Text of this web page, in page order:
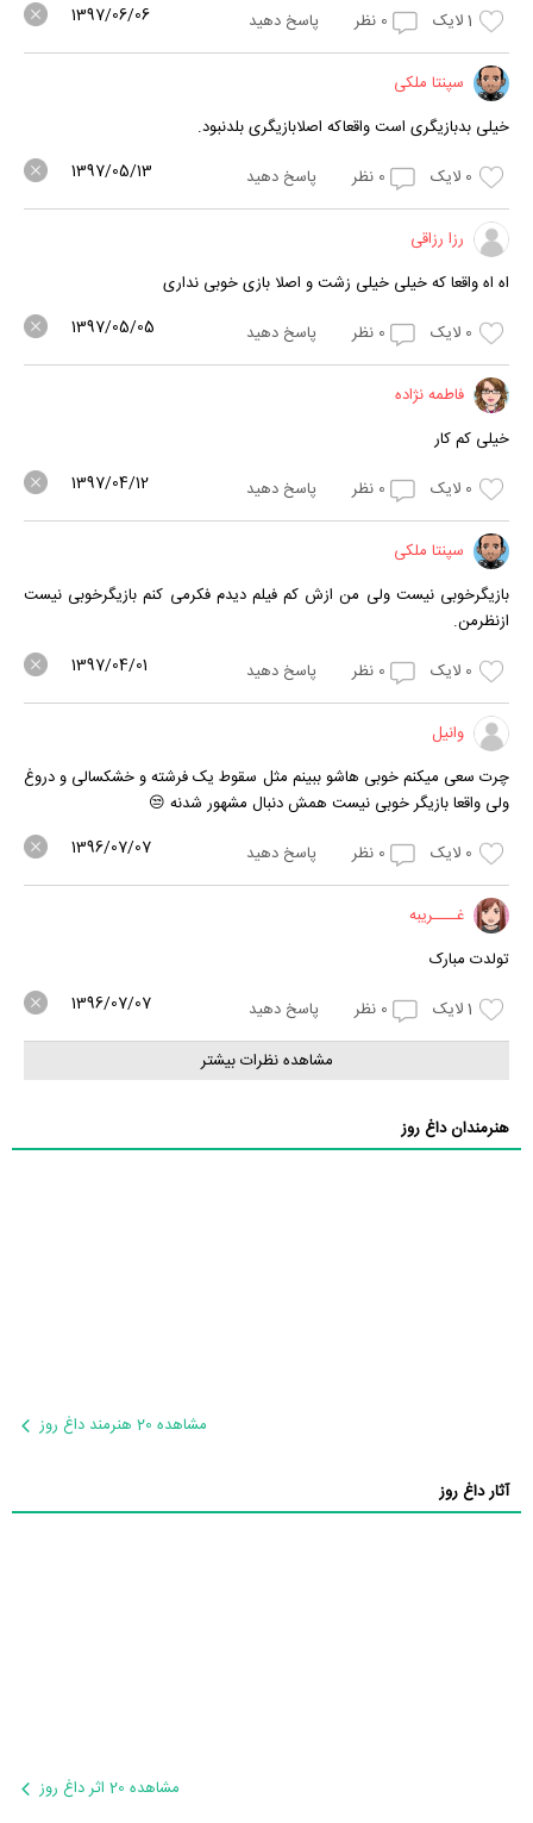
1لایک 0 نظر پاسخ دهید 1397/06/06
سپنتا ملکی
خیلی بدبازیگری است واقعاکه اصلابازیگری بلدنبود.
0 لایک 0 نظر پاسخ دهید 1397/05/13
رزا رزاقی
اه اه واقعا که خیلی خیلی زشت و اصلا بازی خوبی نداری
0 لایک 0 نظر پاسخ دهید 1397/05/05
فاطمه نژاده
خیلی کم کار
0 لایک 0 نظر پاسخ دهید 1397/04/12
سپنتا ملکی
بازیگرخوبی نیست ولی من ازش کم فیلم دیدم فکرمی کنم بازیگرخوبی نیست
ازنظرمن.
0 لایک 0 نظر پاسخ دهید 1397/04/01
وانیل
چرت سعی میکنم خوبی هاشو ببینم مثل سقوط یک فرشته و خشکسالی و دروغ
ولی واقعا بازیگر خوبی نیست همش دنبال مشهور شدنه 😒
0 لایک 0 نظر پاسخ دهید 1396/07/07
غــــریبه
تولدت مبارک
1لایک 0 نظر پاسخ دهید 1396/07/07
مشاهده نظرات بیشتر
هنرمندان داغ روز
مشاهده 20 هنرمند داغ روز
آثار داغ روز
مشاهده 20 اثر داغ روز